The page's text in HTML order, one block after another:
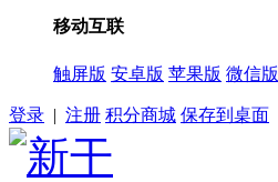
移动互联
触屏版 安卓版 苹果版 微信版
登录 | 注册 积分商城 保存到桌面